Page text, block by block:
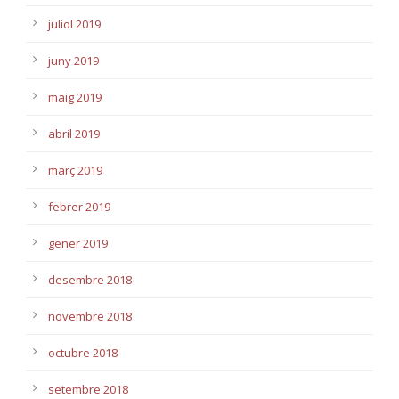
juliol 2019
juny 2019
maig 2019
abril 2019
març 2019
febrer 2019
gener 2019
desembre 2018
novembre 2018
octubre 2018
setembre 2018